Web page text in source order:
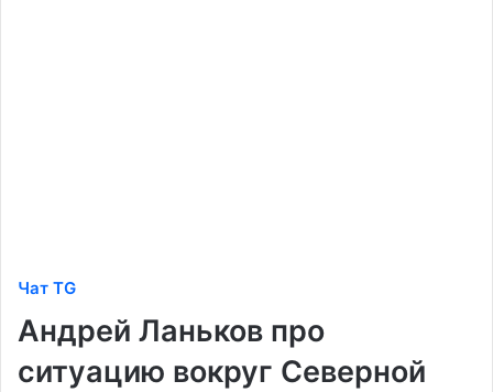
Чат TG
Андрей Ланьков про
ситуацию вокруг Северной